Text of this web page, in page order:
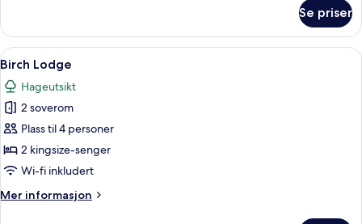
Lodge
Se priser
Åpne
alle
bildene
av
Birch
Lodge
Safe på rommet, skrivebord,
9
Birch Lodge
Hageutsikt
2 soverom
Plass til 4 personer
2 kingsize-senger
Wi-fi inkludert
Mer informasjon
Mer